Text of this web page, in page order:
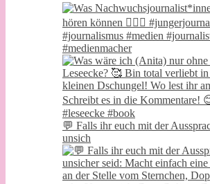
💬 Falls ihr euch mit der
unsich